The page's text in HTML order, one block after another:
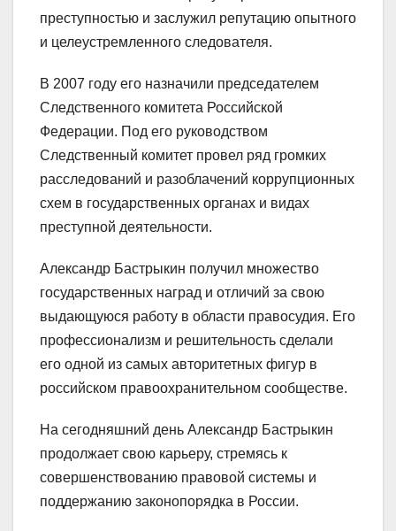
преступностью и заслужил репутацию опытного
и целеустремленного следователя.
В 2007 году его назначили председателем
Следственного комитета Российской
Федерации. Под его руководством
Следственный комитет провел ряд громких
расследований и разоблачений коррупционных
схем в государственных органах и видах
преступной деятельности.
Александр Бастрыкин получил множество
государственных наград и отличий за свою
выдающуюся работу в области правосудия. Его
профессионализм и решительность сделали
его одной из самых авторитетных фигур в
российском правоохранительном сообществе.
На сегодняшний день Александр Бастрыкин
продолжает свою карьеру, стремясь к
совершенствованию правовой системы и
поддержанию законопорядка в России.